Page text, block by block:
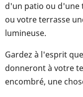
d'un patio ou d'une
ou votre terrasse
lumineuse.
Gardez à l'esprit
donneront à votre
encombré, une